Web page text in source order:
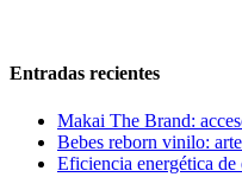
Entradas recientes
Makai The Brand:
Bebes reborn vinilo:
Eficiencia energética